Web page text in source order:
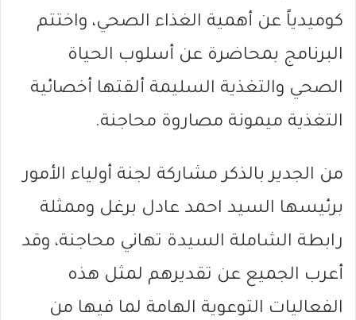
كوميدياً عن أهمية الغذاء الصحي، واختتم
البرنامج بمحاضرة عن أسلوب الحياة
الصحي والتغذية السليمة ألقتها أخصائية
التغذية ميمونة مصاروة محاجنة.
من الجدير بالذكر مشاركة لجنة أولياء الأمور
برئيسها السيد احمد عادل برغل وممثلة
رابطة الشاملة السيدة تهاني محاجنة، وقد
أعرب الجميع عن تقديرهم لمثل هذه
الفعاليات التوعوية الهامة لما فيها من